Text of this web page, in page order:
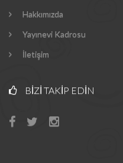
Hakkımızda
Yayınevi Kadrosu
İletişim
BIZI TAKIP EDIN